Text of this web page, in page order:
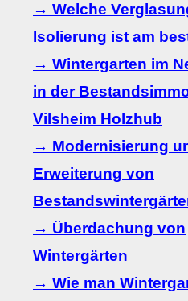
→ Welche
Isolierung ist am
→ Wintergarten im
in der
Vilsheim Holzhub
→ Modernisierung
Erweiterung von
→ Überdachung von
Wintergärten
→ Wie man